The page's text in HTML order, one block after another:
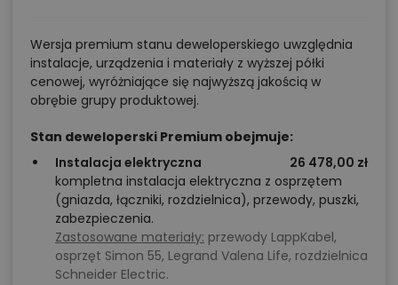
Wersja premium stanu deweloperskiego uwzględnia
instalacje, urządzenia i materiały z wyższej półki
cenowej, wyróżniające się najwyższą jakością w
obrębie grupy produktowej.
Stan deweloperski Premium obejmuje:
Instalacja elektryczna
26 478,00 zł
kompletna instalacja elektryczna z osprzętem
(gniazda, łączniki, rozdzielnica), przewody, puszki,
zabezpieczenia.
Zastosowane materiały: przewody LappKabel,
osprzęt Simon 55, Legrand Valena Life, rozdzielnica
Schneider Electric.